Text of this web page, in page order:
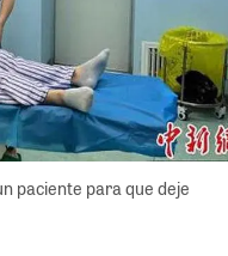
paciente para que deje